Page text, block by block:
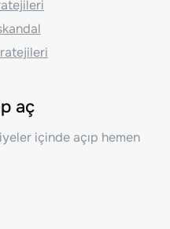
aç
içinde açıp hemen